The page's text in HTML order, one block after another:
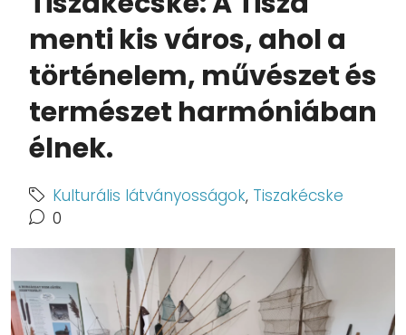
menti kis város, ahol a
történelem, művészet és
természet harmóniában
élnek.
Kulturális látványosságok, Tiszakécske
0